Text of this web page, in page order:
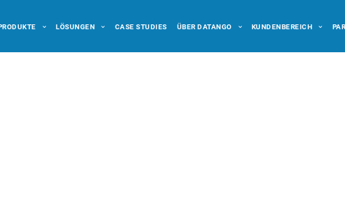
LÖSUNGEN CASE STUDIES ÜBER DATANGO KUNDENBEREICH